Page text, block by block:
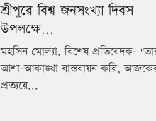
শ্রীপুরে বিশ্ব জনসংখ্যা দিবস
উপলক্ষে...
মহসিন মোল্যা, বিশেষ প্রতিবেদক-
আশা-আকাঙ্খা বাস্তবায়ন করি,
প্রত্যয়ে...